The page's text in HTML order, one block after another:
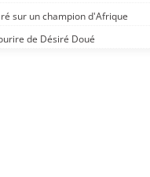
sur un champion d'Afrique
de Désiré Doué